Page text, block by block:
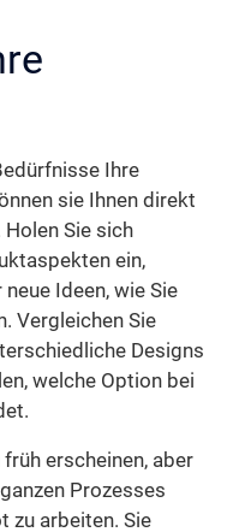
Ihre
sie Ihnen direkt
Sie sich
ein,
Ideen, wie Sie
Vergleichen Sie
Designs
welche Option bei
erscheinen, aber
Prozesses
zu arbeiten. Sie